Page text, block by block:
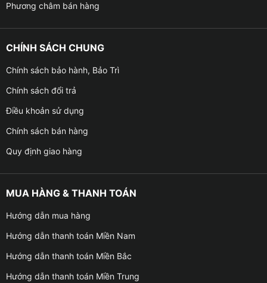
Phương châm bán hàng
CHÍNH SÁCH CHUNG
Chính sách bảo hành, Bảo Trì
Chính sách đổi trả
Điều khoản sử dụng
Chính sách bán hàng
Quy định giao hàng
MUA HÀNG & THANH TOÁN
Hướng dẫn mua hàng
Hướng dẫn thanh toán Miền Nam
Hướng dẫn thanh toán Miền Bắc
Hướng dẫn thanh toán Miền Trung